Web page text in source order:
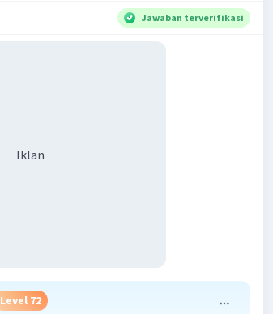
Jawaban terverifikasi
Iklan
Level 72